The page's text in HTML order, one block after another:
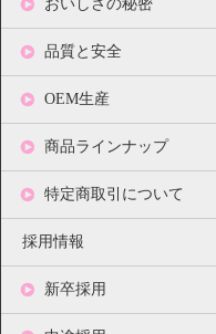
おいしさの秘密
品質と安全
OEM生産
商品ラインナップ
特定商取引について
採用情報
新卒採用